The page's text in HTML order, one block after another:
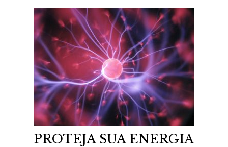
PROTEJA SUA ENERGIA